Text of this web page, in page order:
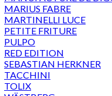
MARIUS FABRE
MARTINELLI LUCE
PETITE FRITURE
PULPO
RED EDITION
SEBASTIAN HERKNER
TACCHINI
TOLIX